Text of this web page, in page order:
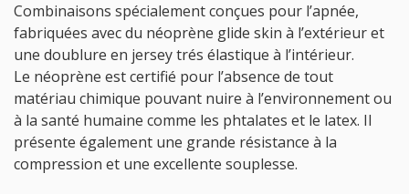
Combinaisons spécialement conçues pour l’apnée,
fabriquées avec du néoprène glide skin à l’extérieur et
une doublure en jersey trés élastique à l’intérieur.
Le néoprène est certifié pour l’absence de tout
matériau chimique pouvant nuire à l’environnement ou
à la santé humaine comme les phtalates et le latex. Il
présente également une grande résistance à la
compression et une excellente souplesse.